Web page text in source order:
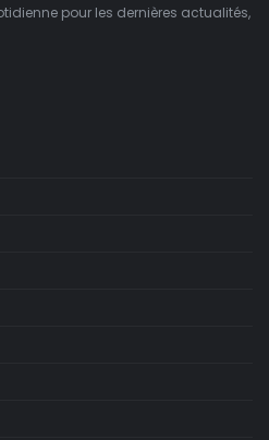
pour les dernières actualités,